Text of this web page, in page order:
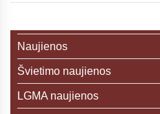
Naujienos
Švietimo naujienos
LGMA naujienos